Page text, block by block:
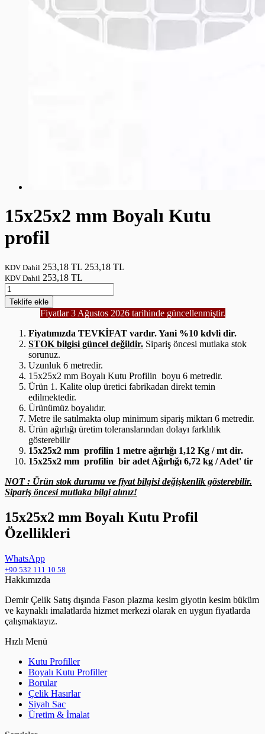
15x25x2 mm Boyalı Kutu
profil
KDV Dahil 253,18 TL 253,18 TL
KDV Dahil 253,18 TL
Teklife ekle
Fiyatlar 3 Ağustos 2026 tarihinde güncellenmiştir.
Fiyatımızda TEVKİFAT vardır. Yani %10 kdvli dir.
STOK bilgisi güncel değildir. Sipariş öncesi mutlaka stok
sorunuz.
Uzunluk 6 metredir.
15x25x2 mm Boyalı Kutu Profilin boyu 6 metredir.
Ürün 1. Kalite olup üretici fabrikadan direkt temin
edilmektedir.
Ürünümüz boyalıdır.
Metre ile satılmakta olup minimum sipariş miktarı 6 metredir.
Ürün ağırlığı üretim toleranslarından dolayı farklılık
gösterebilir
15x25x2 mm profilin 1 metre ağırlığı 1,12 Kg / mt dir.
15x25x2 mm profilin bir adet Ağırlığı 6,72 kg / Adet' tir
NOT : Ürün stok durumu ve fiyat bilgisi değişkenlik gösterebilir.
Sipariş öncesi mutlaka bilgi alınız!
15x25x2 mm Boyalı Kutu Profil
Özellikleri
WhatsApp
+90 532 111 10 58
Hakkımızda
Demir Çelik Satış dışında Fason plazma kesim giyotin kesim büküm
ve kaynaklı imalatlarda hizmet merkezi olarak en uygun fiyatlarda
çalışmaktayız.
Hızlı Menü
Kutu Profiller
Boyalı Kutu Profiller
Borular
Çelik Hasırlar
Siyah Sac
Üretim & İmalat